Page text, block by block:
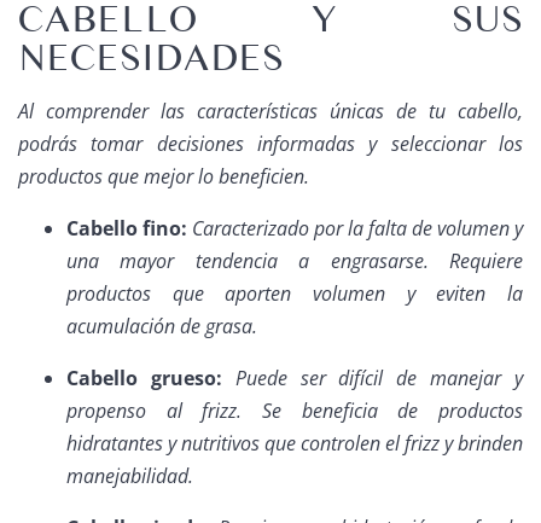
CABELLO Y SUS
NECESIDADES
Al comprender las características únicas de tu cabello,
podrás tomar decisiones informadas y seleccionar los
productos que mejor lo beneficien.
Cabello fino: Caracterizado por la falta de volumen y
una mayor tendencia a engrasarse. Requiere
productos que aporten volumen y eviten la
acumulación de grasa.
Cabello grueso: Puede ser difícil de manejar y
propenso al frizz. Se beneficia de productos
hidratantes y nutritivos que controlen el frizz y brinden
manejabilidad.